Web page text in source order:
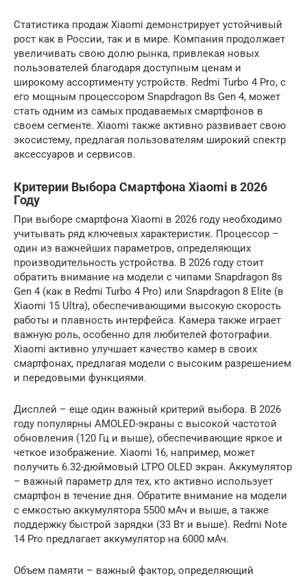
Статистика продаж Xiaomi демонстрирует устойчивый
рост как в России, так и в мире. Компания продолжает
увеличивать свою долю рынка, привлекая новых
пользователей благодаря доступным ценам и
широкому ассортименту устройств. Redmi Turbo 4 Pro, с
его мощным процессором Snapdragon 8s Gen 4, может
стать одним из самых продаваемых смартфонов в
своем сегменте. Xiaomi также активно развивает свою
экосистему, предлагая пользователям широкий спектр
аксессуаров и сервисов.
Критерии Выбора Смартфона Xiaomi в 2026
Году
При выборе смартфона Xiaomi в 2026 году необходимо
учитывать ряд ключевых характеристик. Процессор –
один из важнейших параметров, определяющих
производительность устройства. В 2026 году стоит
обратить внимание на модели с чипами Snapdragon 8s
Gen 4 (как в Redmi Turbo 4 Pro) или Snapdragon 8 Elite (в
Xiaomi 15 Ultra), обеспечивающими высокую скорость
работы и плавность интерфейса. Камера также играет
важную роль, особенно для любителей фотографии.
Xiaomi активно улучшает качество камер в своих
смартфонах, предлагая модели с высоким разрешением
и передовыми функциями.
Дисплей – еще один важный критерий выбора. В 2026
году популярны AMOLED-экраны с высокой частотой
обновления (120 Гц и выше), обеспечивающие яркое и
четкое изображение. Xiaomi 16, например, может
получить 6.32-дюймовый LTPO OLED экран. Аккумулятор
– важный параметр для тех, кто активно использует
смартфон в течение дня. Обратите внимание на модели
с емкостью аккумулятора 5500 мАч и выше, а также
поддержку быстрой зарядки (33 Вт и выше). Redmi Note
14 Pro предлагает аккумулятор на 6000 мАч.
Объем памяти – важный фактор, определяющий